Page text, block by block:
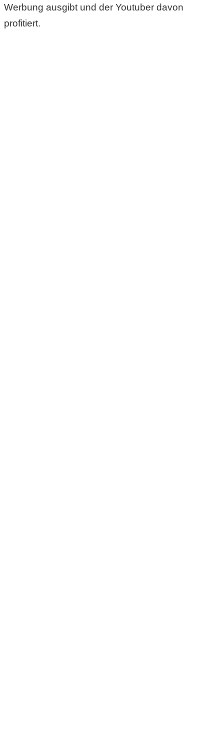
Werbung ausgibt und der Youtuber davon
profitiert.